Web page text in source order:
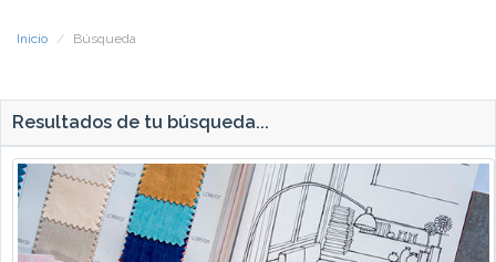
Inicio Búsqueda
Resultados de tu búsqueda...